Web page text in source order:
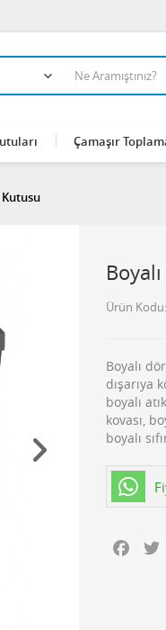
Çamaşır
Kutusu
Ürün Kodu
Boyalı
dışarıya
boyalı
kovası,
boyalı